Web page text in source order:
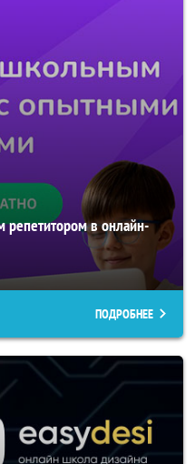
репетитором в онлайн-
ПОДРОБНЕЕ